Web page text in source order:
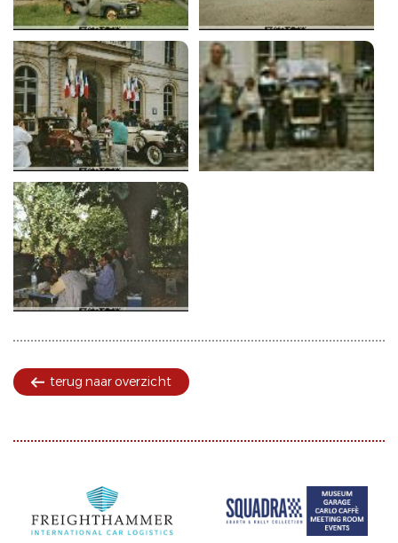
terug naar overzicht